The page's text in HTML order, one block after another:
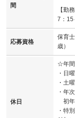
間
【勤
7：15
応募資格
保育
歳）
休日
☆年
・日
・土
・年
初年
・特